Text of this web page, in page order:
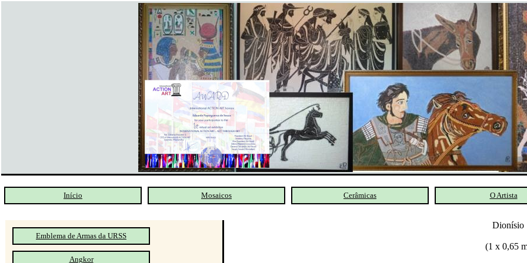
Início Mosaicos Cerâmicas O Artista
Emblema de Armas da URSS
Angkor
Dionísio
(1 x 0,65